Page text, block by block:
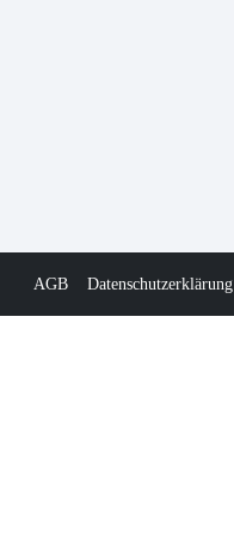
AGB Datenschutzerklärung